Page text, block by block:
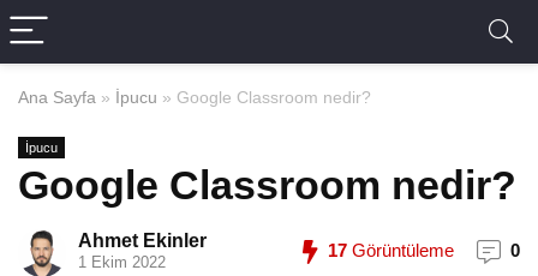
Ana Sayfa » İpucu » Google Classroom nedir?
İpucu
Google Classroom nedir?
Ahmet Ekinler
1 Ekim 2022
17 Görüntüleme 0